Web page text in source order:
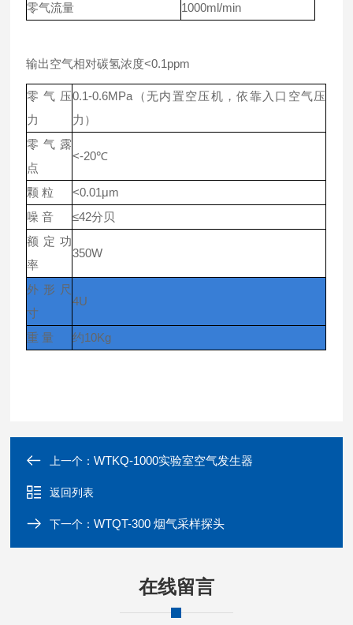
零气流量
1000ml/min
输出空气相对碳氢浓度<0.1ppm
零气压
力
0.1-0.6MPa（无内置空压机，依靠入口空气压
力）
零气露
点
<-20℃
颗 粒
<0.01μm
噪 音
≤42分贝
额定功
率
350W
外形尺
寸
4U
重 量 约10Kg
上一个：WTKQ-1000实验室空气发生器
返回列表
下一个：WTQT-300 烟气采样探头
在线留言